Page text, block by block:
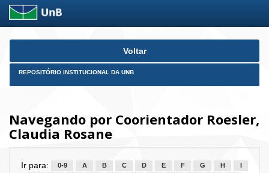
Skip
Voltar
REPOSITÓRIO INSTITUCIONAL DA UNB
Navegando por Coorientador Roesler,
Claudia Rosane
Ir para: 0-9 A B C D E F G H